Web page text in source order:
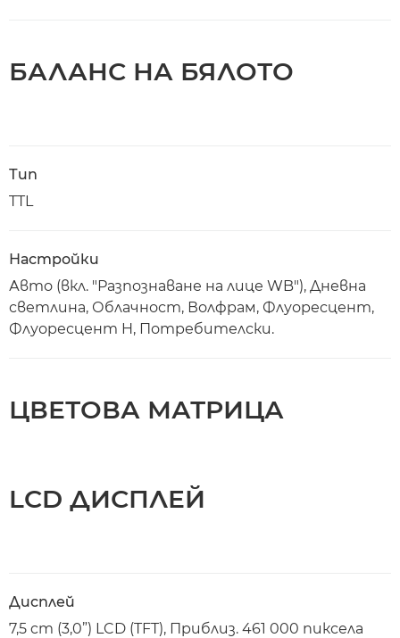
БАЛАНС НА БЯЛОТО
Тип
TTL
Настройки
Авто (вкл. "Разпознаване на лице WB"), Дневна
светлина, Облачност, Волфрам, Флуоресцент,
Флуоресцент H, Потребителски.
ЦВЕТОВА МАТРИЦА
LCD ДИСПЛЕЙ
Дисплей
7,5 cm (3,0”) LCD (TFT), Приблиз. 461 000 пиксела